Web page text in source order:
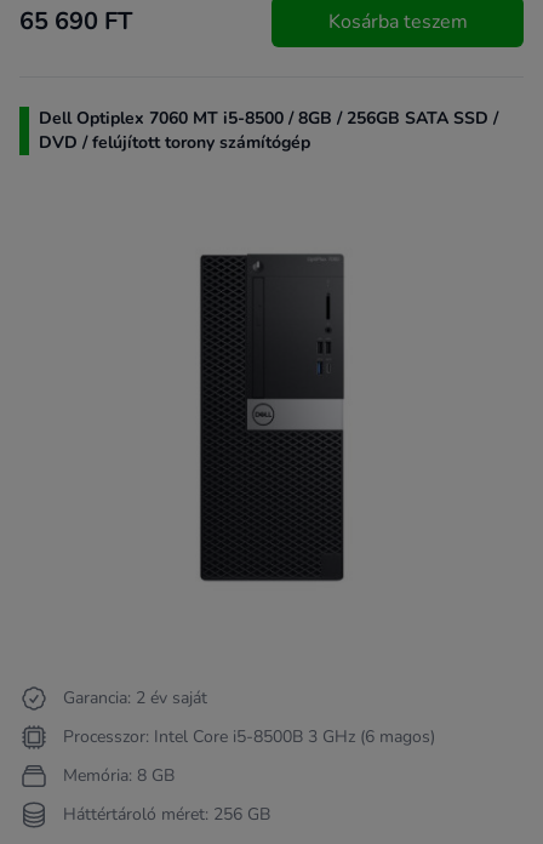
65 690 FT Kosárba teszem
Dell Optiplex 7060 MT i5-8500 / 8GB / 256GB SATA SSD /
DVD / felújított torony számítógép
Garancia: 2 év saját
Processzor: Intel Core i5-8500B 3 GHz (6 magos)
Memória: 8 GB
Háttértároló méret: 256 GB